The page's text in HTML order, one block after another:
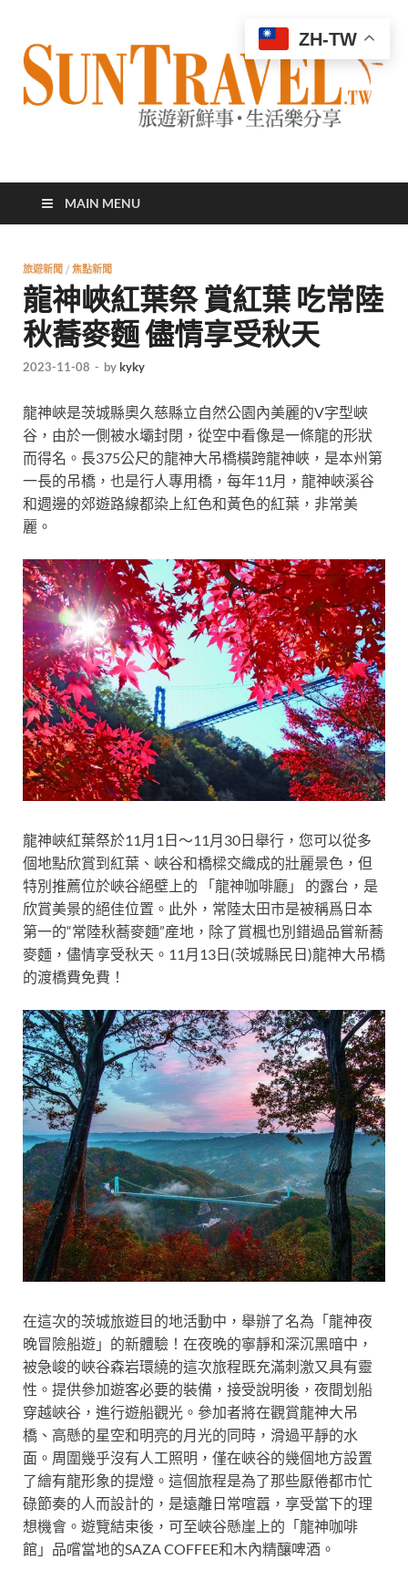
太陽網
MAIN MENU
旅遊新聞 / 焦點新聞
龍神峽紅葉祭 賞紅葉 吃常陸
秋蕎麥麵 儘情享受秋天
2023-11-08 - bykyky
龍神峽是茨城縣奧久慈縣立自然公園內美麗的V字型峽
谷，由於一側被水壩封閉，從空中看像是一條龍的形狀
而得名。長375公尺的龍神大吊橋橫跨龍神峽，是本州第
一長的吊橋，也是行人專用橋，每年11月， 龍神峽溪谷
和週邊的郊遊路線都染上紅色和黃色的紅葉，非常美
麗。
龍神峽紅葉祭於11月1日～11月30日舉行， 您可以從多
個地點欣賞到紅葉、峽谷和橋樑交織成的壯麗景色，但
特別推薦位於峽谷絕壁上的 「龍神咖啡廳」 的露台，是
欣賞美景的絕佳位置。 此外，常陸太田市是被稱爲日本
第一的“常陸秋蕎麥麵”産地，除了賞楓也別錯過品嘗新蕎
麥麵，儘情享受秋天。11月13日(茨城縣民日)龍神大吊橋
的渡橋費免費！
在這次的茨城旅遊目的地活動中，舉辦了名為「龍神夜
晚冒險船遊」的新體驗！在夜晚的寧靜和深沉黑暗中，
被急峻的峽谷森岩環繞的這次旅程既充滿刺激又具有靈
性。 提供參加遊客必要的裝備，接受說明後，夜間划船
穿越峽谷，進行遊船觀光。 參加者將在觀賞龍神大吊
橋、高懸的星空和明亮的月光的同時，滑過平靜的水
面。周圍幾乎沒有人工照明，僅在峽谷的幾個地方設置
了繪有龍形象的提燈。這個旅程是為了那些厭倦都市忙
碌節奏的人而設計的，是遠離日常喧囂，享受當下的理
想機會。 遊覽結束後，可至峽谷懸崖上的「龍神咖啡
館」品嚐當地的SAZA COFFEE和木內精釀啤酒。
ZH-TW